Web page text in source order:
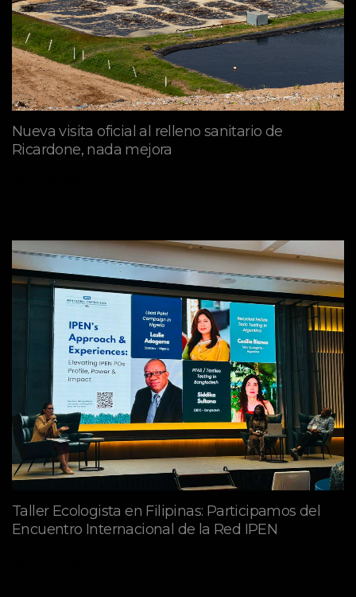
Nueva visita oficial al relleno sanitario de
Ricardone, nada mejora
Taller Ecologista en Filipinas: Participamos del
Encuentro Internacional de la Red IPEN